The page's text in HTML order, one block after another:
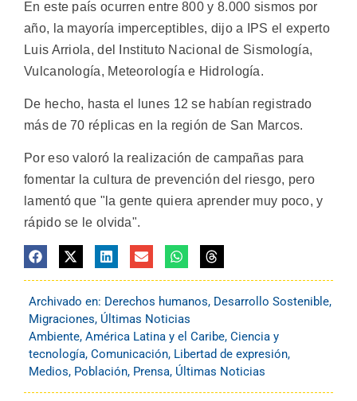
En este país ocurren entre 800 y 8.000 sismos por
año, la mayoría imperceptibles, dijo a IPS el experto
Luis Arriola, del Instituto Nacional de Sismología,
Vulcanología, Meteorología e Hidrología.
De hecho, hasta el lunes 12 se habían registrado
más de 70 réplicas en la región de San Marcos.
Por eso valoró la realización de campañas para
fomentar la cultura de prevención del riesgo, pero
lamentó que "la gente quiera aprender muy poco, y
rápido se le olvida".
Archivado en: Derechos humanos, Desarrollo Sostenible,
Migraciones, Últimas Noticias
Ambiente, América Latina y el Caribe, Ciencia y
tecnología, Comunicación, Libertad de expresión,
Medios, Población, Prensa, Últimas Noticias